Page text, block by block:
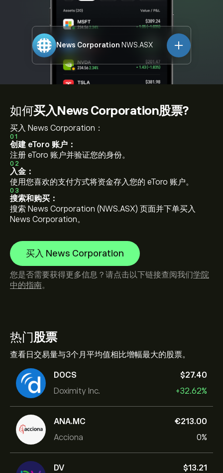
News Corporation NWS.ASX
热门股票
查看日交易量与3个月平均值相比增幅最大的股票。
DOCS
Doximity Inc.
‎$‎27.40
+32.62%
ANA.MC
Acciona
‎€‎213.00
0%
DV
‎$‎13.21
如何买入News Corporation股票?
买入 News Corporation：
01
创建 eToro 账户：
注册 eToro 账户并验证您的身份。
02
入金：
使用您喜欢的支付方式将资金存入您的 eToro 账户。
03
搜索和购买：
搜索 News Corporation (NWS.ASX) 页面并下单买入
News Corporation。
买入 News Corporation
您是否需要获得更多信息？请点击以下链接查阅我们学院
中的指南。